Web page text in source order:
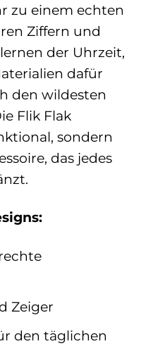
zu einem echten
Ziffern und
der Uhrzeit,
dafür
den wildesten
Flik Flak
sondern
das jedes
Zeiger
den täglichen